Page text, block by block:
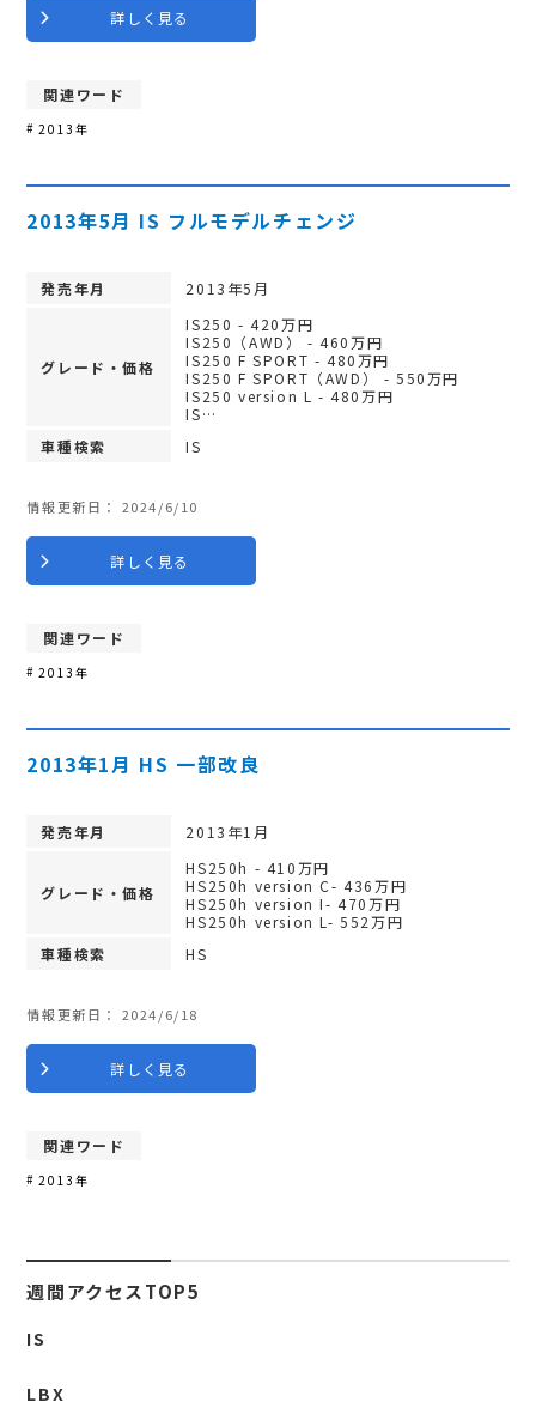
詳しく見る
関連ワード
2013年
2013年5月 IS フルモデルチェンジ
発売年月 2013年5月
グレード・価格
IS250 - 420万円
IS250（AWD） - 460万円
IS250 F SPORT - 480万円
IS250 F SPORT（AWD） - 550万円
IS250 version L - 480万円
IS…
車種検索
IS
情報更新日： 2024/6/10
詳しく見る
関連ワード
2013年
2013年1月 HS 一部改良
発売年月 2013年1月
グレード・価格
HS250h - 410万円
HS250h version C- 436万円
HS250h version I- 470万円
HS250h version L- 552万円
車種検索
HS
情報更新日： 2024/6/18
詳しく見る
関連ワード
2013年
週間アクセスTOP5
IS
LBX